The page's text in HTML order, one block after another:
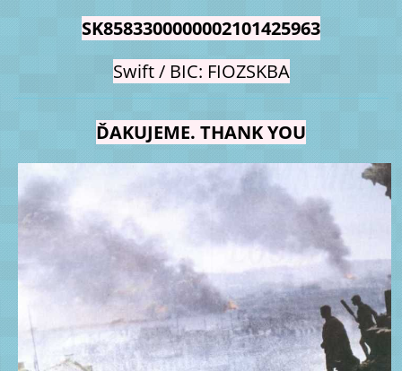
SK8583300000002101425963
Swift / BIC: FIOZSKBA
ĎAKUJEME. THANK YOU